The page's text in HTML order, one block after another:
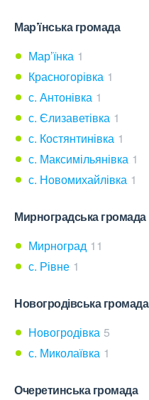
Мар’їнська громада
Мар’їнка 1
Красногорівка 1
с. Антонівка 1
с. Єлизаветівка 1
с. Костянтинівка 1
с. Максимільянівка 1
с. Новомихайлівка 1
Мирноградська громада
Мирноград 11
с. Рівне 1
Новогродівська громада
Новогродівка 5
с. Миколаївка 1
Очеретинська громада